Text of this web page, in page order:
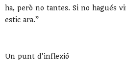
ha, però no tantes. Si no hagués
estic ara.”
Un punt d’inflexió